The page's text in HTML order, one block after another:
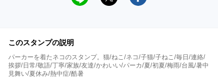
このスタンプの説明
パーカーを着たネコのスタンプ。猫/ねこ/ネコ/子猫/子ねこ/毎日/連絡/
挨拶/日常/敬語/丁寧/家族/友達/かわいい/パーカ/夏/初夏/梅雨/台風/暑中
見舞い/夏休み/熱中症/酷暑